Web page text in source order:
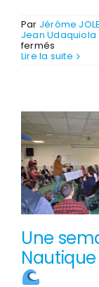
Par Jérôme
Jean Udaquiola
fermés
Retour
semi-
marathon
de
du
3
mai
Lire la suite
Une
Nautique